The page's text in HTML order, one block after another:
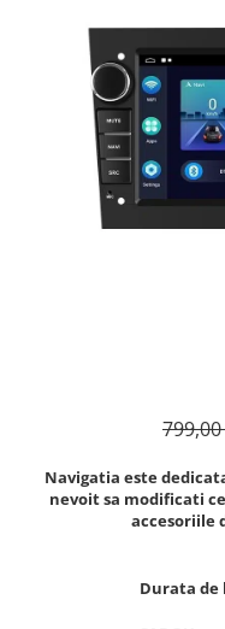
Navigatii Dacia
Navigatii Peugeot
Navigatii Audi
Navigatii BMW
Navigatii Mercedes
Navigatii Volvo
Navigatii KIA
Navigatii Renault
Navigatii Smart
Navigatia este
nevoit sa modificati
accesoriile
Durata de